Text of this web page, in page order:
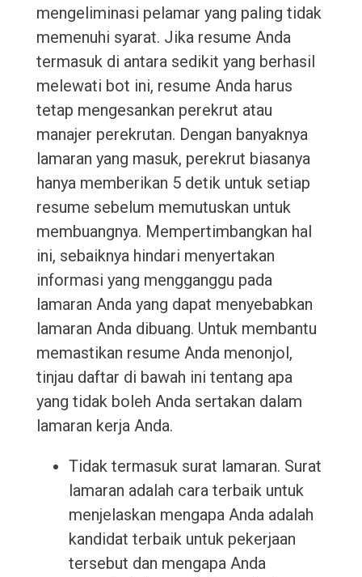
mengeliminasi pelamar yang paling tidak
memenuhi syarat. Jika resume Anda
termasuk di antara sedikit yang berhasil
melewati bot ini, resume Anda harus
tetap mengesankan perekrut atau
manajer perekrutan. Dengan banyaknya
lamaran yang masuk, perekrut biasanya
hanya memberikan 5 detik untuk setiap
resume sebelum memutuskan untuk
membuangnya. Mempertimbangkan hal
ini, sebaiknya hindari menyertakan
informasi yang mengganggu pada
lamaran Anda yang dapat menyebabkan
lamaran Anda dibuang. Untuk membantu
memastikan resume Anda menonjol,
tinjau daftar di bawah ini tentang apa
yang tidak boleh Anda sertakan dalam
lamaran kerja Anda.
Tidak termasuk surat lamaran. Surat
lamaran adalah cara terbaik untuk
menjelaskan mengapa Anda adalah
kandidat terbaik untuk pekerjaan
tersebut dan mengapa Anda